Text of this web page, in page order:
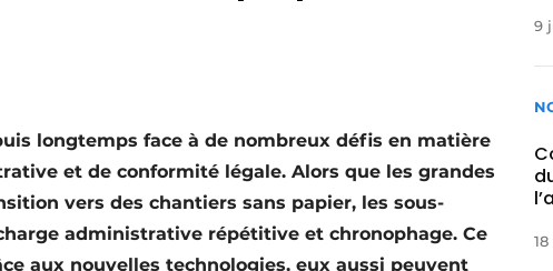
longtemps face à de nombreux défis en matière
et de conformité légale. Alors que les grandes
vers des chantiers sans papier, les sous-
administrative répétitive et chronophage. Ce
aux nouvelles technologies, eux aussi peuvent
9